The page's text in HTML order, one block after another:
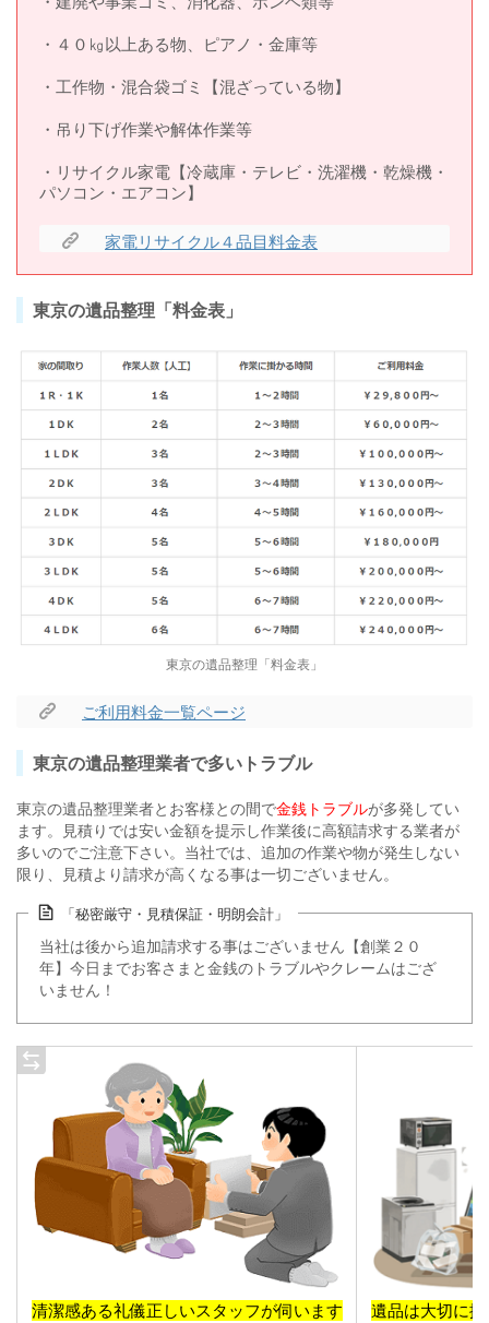
・４０㎏以上ある物、ピアノ・金庫等
・工作物・混合袋ゴミ【混ざっている物】
・吊り下げ作業や解体作業等
・リサイクル家電【冷蔵庫・テレビ・洗濯機・乾燥機・
パソコン・エアコン】
家電リサイクル４品目料金表
東京の遺品整理「料金表」
東京の遺品整理「料金表」
ご利用料金一覧ページ
東京の遺品整理業者で多いトラブル
東京の遺品整理業者とお客様との間で金銭トラブルが多発してい
ます。見積りでは安い金額を提示し作業後に高額請求する業者が
多いのでご注意下さい。当社では、追加の作業や物が発生しない
限り、見積より請求が高くなる事は一切ございません。
「秘密厳守・見積保証・明朗会計」
当社は後から追加請求する事はございません【創業２０
年】今日までお客さまと金銭のトラブルやクレームはござ
いません！
清潔感ある礼儀正しいスタッフが伺います 遺品は大切に